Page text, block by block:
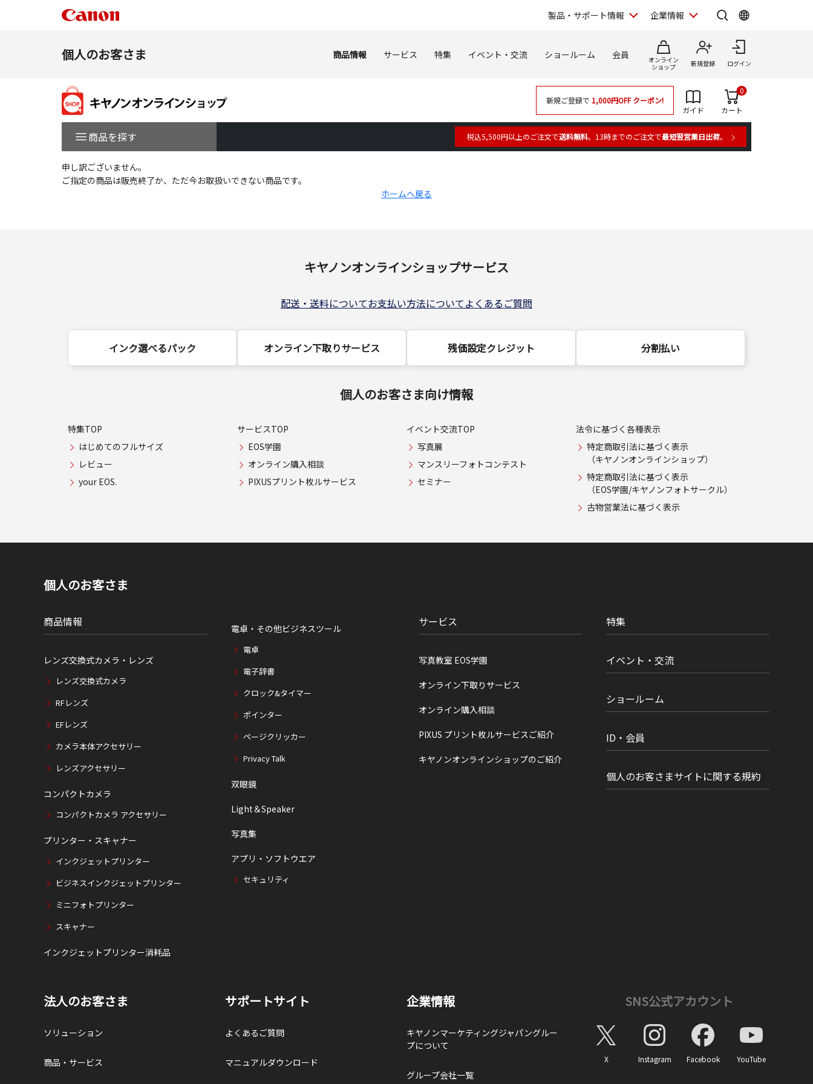
製品・サポート情報 企業情報
個人のお客さま 商品情報 サービス 特集 イベント・交流 ショールーム 会員
オンライン
ショップ
新規登録 ログイン
商品を探す
新規ご登録で 1,000円OFFクーポン!
ガイド
カート
0
税込5,500円以上のご注文で送料無料。13時までのご注文で最短翌営業日出荷。
申し訳ございません。
ご指定の商品は販売終了か、ただ今お取扱いできない商品です。
ホームへ戻る
キヤノンオンラインショップサービス
配送・送料についてお支払い方法についてよくあるご質問
インク選べるパック オンライン下取りサービス 残価設定クレジット 分割払い
個人のお客さま向け情報
特集TOP
はじめてのフルサイズ
レビュー
your EOS.
サービスTOP
EOS学園
オンライン購入相談
PIXUSプリント枚ルサービス
イベント交流TOP
写真展
マンスリーフォトコンテスト
セミナー
法令に基づく各種表示
特定商取引法に基づく表示
（キヤノンオンラインショップ）
特定商取引法に基づく表示
（EOS学園/キヤノンフォトサークル）
古物営業法に基づく表示
個人のお客さま
商品情報
レンズ交換式カメラ・レンズ
レンズ交換式カメラ
RFレンズ
EFレンズ
カメラ本体アクセサリー
レンズアクセサリー
コンパクトカメラ
コンパクトカメラ アクセサリー
プリンター・スキャナー
インクジェットプリンター
ビジネスインクジェットプリンター
ミニフォトプリンター
スキャナー
インクジェットプリンター消耗品
電卓・その他ビジネスツール
電卓
電子辞書
クロック&タイマー
ポインター
ページクリッカー
Privacy Talk
双眼鏡
Light＆Speaker
写真集
アプリ・ソフトウエア
セキュリティ
サービス
写真教室 EOS学園
オンライン下取りサービス
オンライン購入相談
PIXUS プリント枚ルサービスご紹介
キヤノンオンラインショップのご紹介
特集
イベント・交流
ショールーム
ID・会員
個人のお客さまサイトに関する規約
法人のお客さま
ソリューション
商品・サービス
サポートサイト
よくあるご質問
マニュアルダウンロード
企業情報
キヤノンマーケティングジャパングルー
プについて
グループ会社一覧
SNS公式アカウント
X Instagram Facebook YouTube